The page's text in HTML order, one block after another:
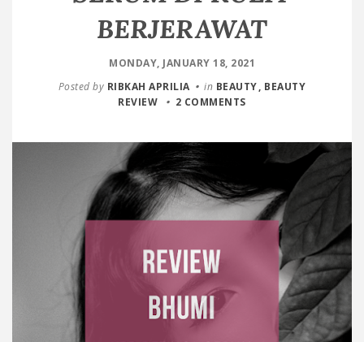
BERJERAWAT
MONDAY, JANUARY 18, 2021
Posted by RIBKAH APRILIA in BEAUTY BEAUTY
REVIEW
2 COMMENTS